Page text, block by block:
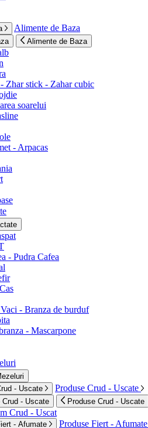
Alimente de Baza
Alimente de Baza
Zhar stick - Zahar cubic
soarelui
- Arpacas
- Pudra Cafea
- Branza de burduf
- Mascarpone
- Uscate
Produse Crud - Uscate
Crud - Uscate Produse Crud - Uscate
Crud - Uscat
- Afumate Produse Fiert - Afumate